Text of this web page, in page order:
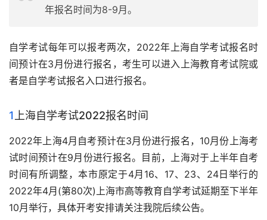
年报名时间为8-9月。
自学考试每年可以报考两次，2022年上海自学考试报名时
间预计在3月份进行报名，考生可以进入上海教育考试院或
者是自学考试报名入口进行报名。
1上海自学考试2022报名时间
2022年上海4月自考预计在3月份进行报名，10月份上海考
试时间预计在9月份进行报名。目前，上海对于上半年自考
时间有所调整，本市原定于4月16、17、23、24日举行的
2022年4月(第80次)上海市高等教育自学考试延期至下半年
10月举行，具体开考安排请关注我院后续公告。